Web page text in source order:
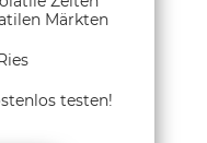
Märkten
testen!